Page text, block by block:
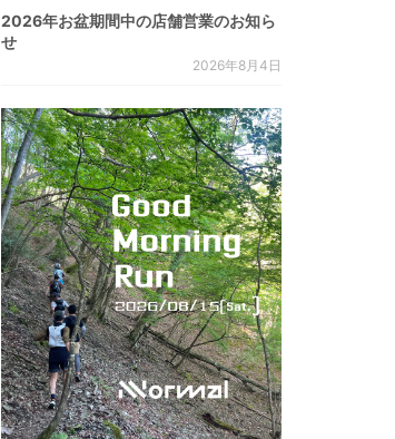
2026年お盆期間中の店舗営業のお知ら
せ
2026年8月4日